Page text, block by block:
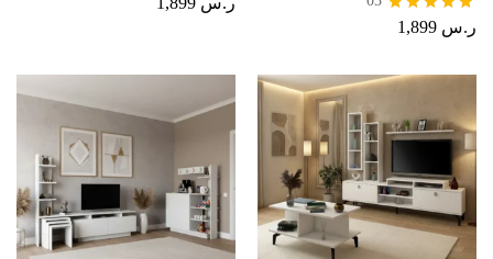
تم التقييم
ر.س